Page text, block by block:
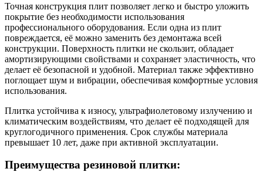
Точная конструкция плит позволяет легко и быстро уложить
покрытие без необходимости использования
профессионального оборудования. Если одна из плит
повреждается, её можно заменить без демонтажа всей
конструкции. Поверхность плитки не скользит, обладает
амортизирующими свойствами и сохраняет эластичность, что
делает её безопасной и удобной. Материал также эффективно
поглощает шум и вибрации, обеспечивая комфортные условия
использования.
Плитка устойчива к износу, ультрафиолетовому излучению и
климатическим воздействиям, что делает её подходящей для
круглогодичного применения. Срок службы материала
превышает 10 лет, даже при активной эксплуатации.
Преимущества резиновой плитки: